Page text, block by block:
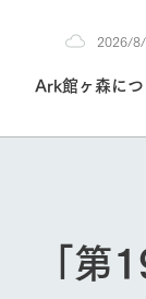
今日の牧
2026/
Ark館ヶ森に
「